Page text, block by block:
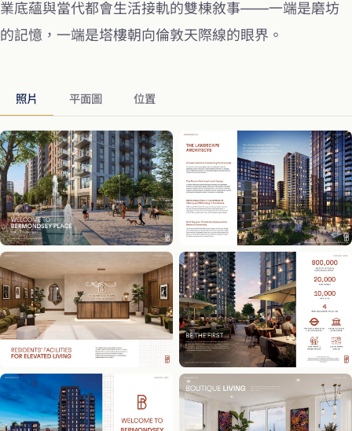
業底蘊與當代都會生活接軌的雙棟敘事——一端是磨坊
的記憶，一端是塔樓朝向倫敦天際線的眼界。
照片 平面圖 位置